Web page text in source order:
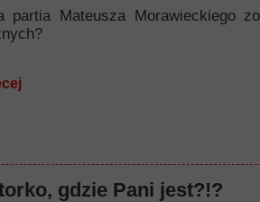
partia Mateusza Morawieckiego
gdzie Pani jest?!?